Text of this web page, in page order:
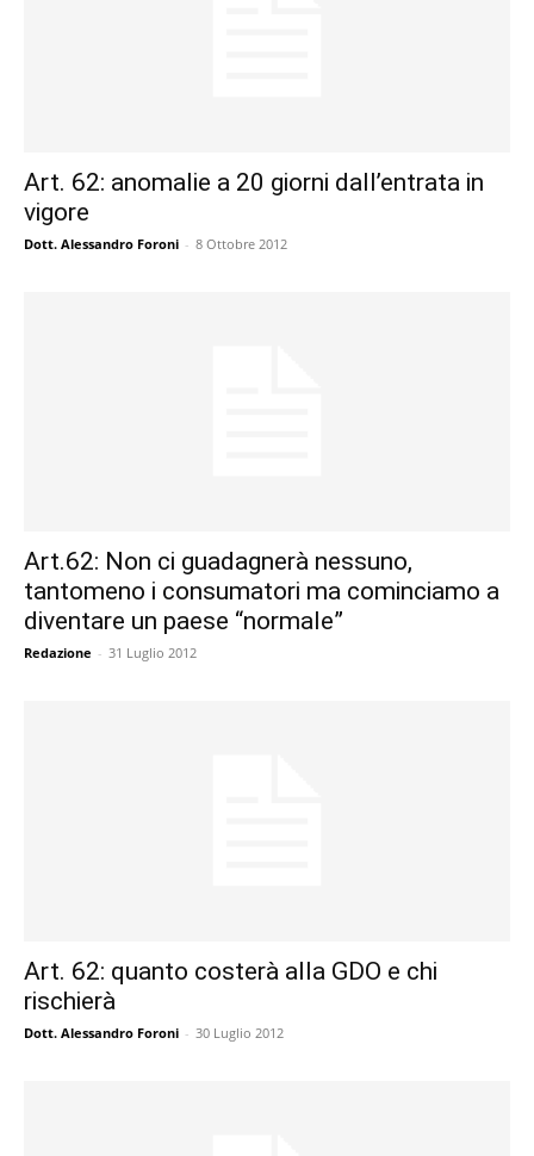
Art. 62: anomalie a 20 giorni dall’entrata in
vigore
Dott. Alessandro Foroni - 8 Ottobre 2012
Art.62: Non ci guadagnerà nessuno,
tantomeno i consumatori ma cominciamo a
diventare un paese “normale”
Redazione - 31 Luglio 2012
Art. 62: quanto costerà alla GDO e chi
rischierà
Dott. Alessandro Foroni - 30 Luglio 2012